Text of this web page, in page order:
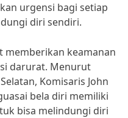
urgensi bagi setiap
diri sendiri.
memberikan keamanan
darurat. Menurut
Komisaris John
bela diri memiliki
bisa melindungi diri